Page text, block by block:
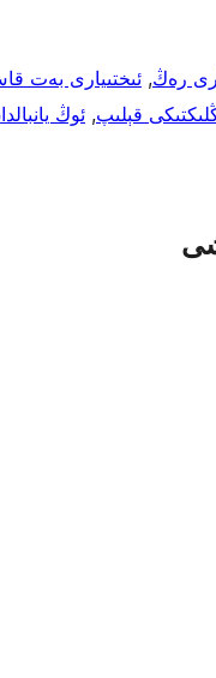
رەڭ, ئىختىيارى بەت
قېلىپ, ئوڭ